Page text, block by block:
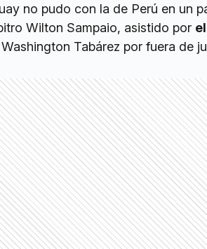
no pudo con la de Perú en un
Wilton Sampaio, asistido por
Tabárez por fuera de